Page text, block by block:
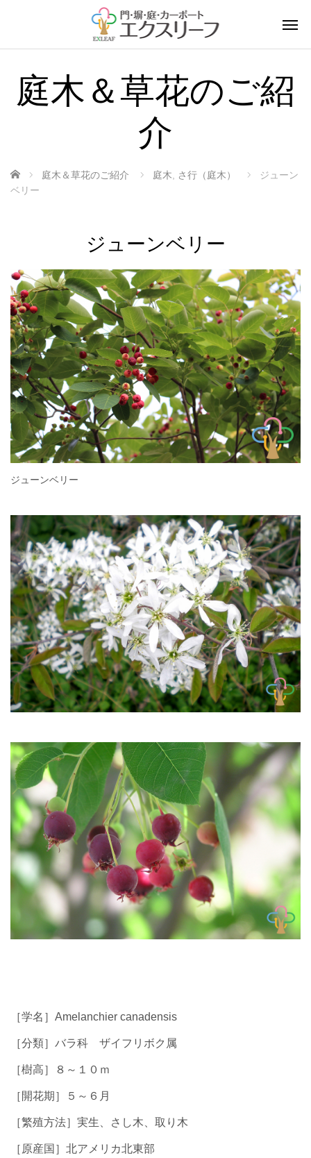
庭木＆草花のご紹
介
ホーム 庭木＆草花のご紹介 庭木 さ行（庭木）
ジューン
ベリー
ジューンベリー
ジューンベリー
［学名］Amelanchier canadensis
［分類］バラ科 ザイフリボク属
［樹高］８～１０ｍ
［開花期］５～６月
［繁殖方法］実生、さし木、取り木
［原産国］北アメリカ北東部